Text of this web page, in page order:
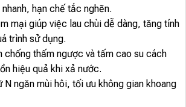
hạn chế tắc nghẽn.
mại giúp việc lau chùi dễ dàng, tăng tính
trình sử dụng.
chống thấm ngược và tấm cao su cách
hiệu quả khi xả nước.
N ngăn mùi hôi, tối ưu không gian khoang